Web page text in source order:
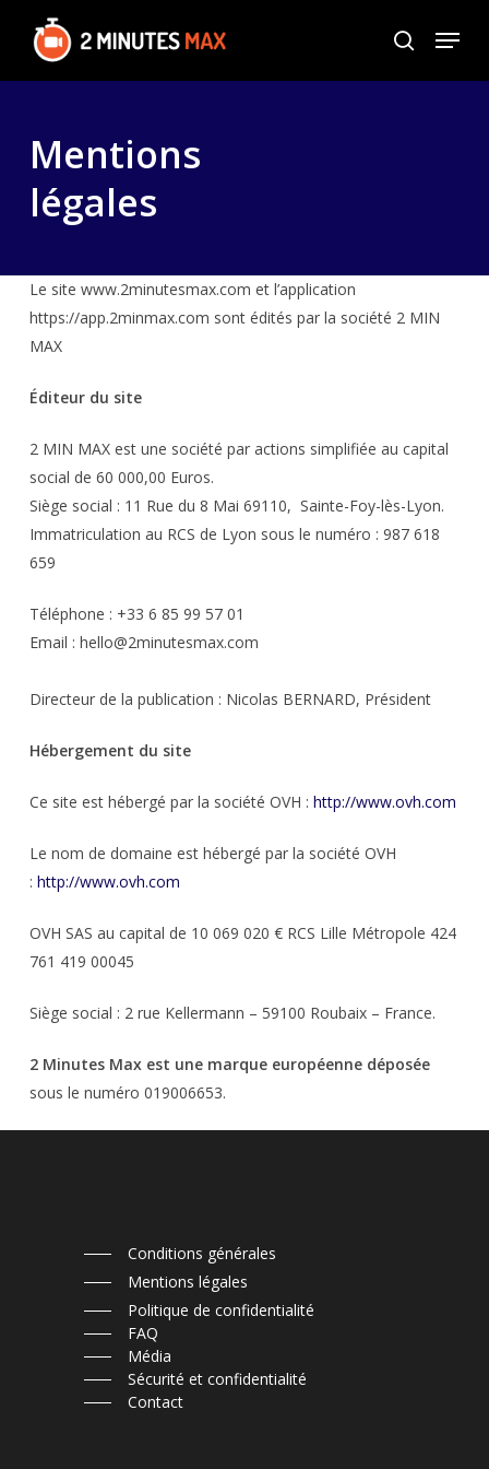
search
Menu
Mentions
légales
Le site www.2minutesmax.com et l’application
https://app.2minmax.com sont édités par la société 2 MIN
MAX
Éditeur du site
2 MIN MAX est une société par actions simplifiée au capital
social de 60 000,00 Euros.
Siège social : ​​11 Rue du 8 Mai 69110, Sainte-Foy-lès-Lyon.
Immatriculation au RCS de Lyon sous le numéro : 987 618
659
Téléphone : +33 6 85 99 57 01
Email : hello@2minutesmax.com
Directeur de la publication : Nicolas BERNARD, Président
Hébergement du site
Ce site est hébergé par la société OVH : http://www.ovh.com
Le nom de domaine est hébergé par la société OVH
: http://www.ovh.com
OVH SAS au capital de 10 069 020 € RCS Lille Métropole 424
761 419 00045
Siège social : 2 rue Kellermann – 59100 Roubaix – France.
2 Minutes Max est une marque européenne déposée
sous le numéro 019006653.
Conditions générales
Mentions légales
Politique de confidentialité
FAQ
Média
Sécurité et confidentialité
Contact